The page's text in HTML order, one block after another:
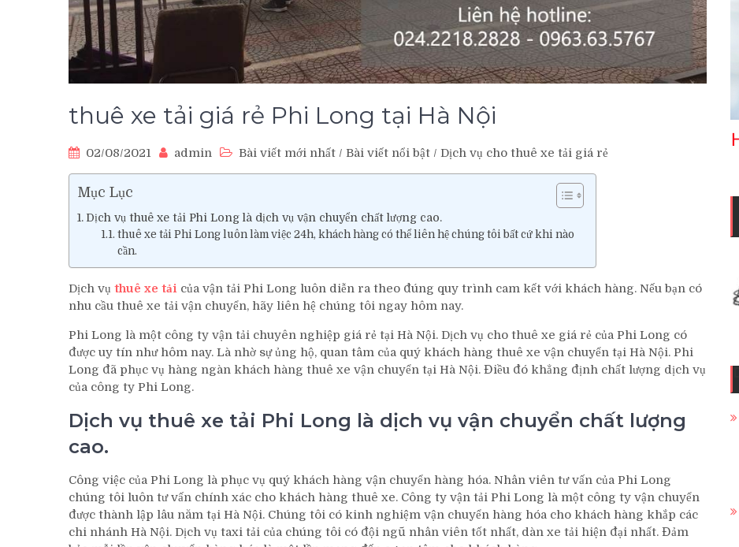
thuê xe tải giá rẻ Phi Long tại Hà Nội
02/08/2021 admin Bài viết mới nhất / Bài viết nổi bật / Dịch vụ cho thuê xe tải giá rẻ
Mục Lục
Dịch vụ thuê xe tải Phi Long là dịch vụ vận chuyển chất lượng cao.
thuê xe tải Phi Long luôn làm việc 24h, khách hàng có thể liên hệ chúng tôi bất cứ khi nào
cần.
Dịch vụ thuê xe tải của vận tải Phi Long luôn diễn ra theo đúng quy trình cam kết với khách hàng. Nếu bạn có
nhu cầu thuê xe tải vận chuyển, hãy liên hệ chúng tôi ngay hôm nay.
Phi Long là một công ty vận tải chuyên nghiệp giá rẻ tại Hà Nội. Dịch vụ cho thuê xe giá rẻ của Phi Long có
được uy tín như hôm nay. Là nhờ sự ủng hộ, quan tâm của quý khách hàng thuê xe vận chuyển tại Hà Nội. Phi
Long đã phục vụ hàng ngàn khách hàng thuê xe vận chuyển tại Hà Nội. Điều đó khẳng định chất lượng dịch vụ
của công ty Phi Long.
Dịch vụ thuê xe tải Phi Long là dịch vụ vận chuyển chất lượng
cao.
Công việc của Phi Long là phục vụ quý khách hàng vận chuyển hàng hóa. Nhân viên tư vấn của Phi Long
chúng tôi luôn tư vấn chính xác cho khách hàng thuê xe. Công ty vận tải Phi Long là một công ty vận chuyển
được thành lập lâu năm tại Hà Nội. Chúng tôi có kinh nghiệm vận chuyển hàng hóa cho khách hàng khắp các
chi nhánh Hà Nội. Dịch vụ taxi tải của chúng tôi có đội ngũ nhân viên tốt nhất, dàn xe tải hiện đại nhất. Đảm